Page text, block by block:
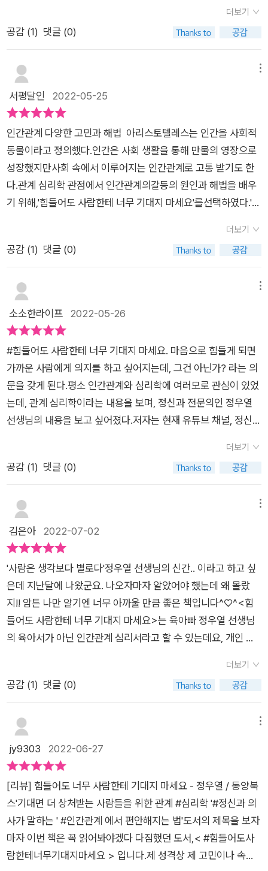
자도생, 개인주의가 이전 세대보다 훨씬 더 팽배해진 현 세대 독
자들에게 실질적으로 도움이 되는 책으로 자리매김할 것이다.그
의 속이 궁금해』, 『썸...연애...결혼』 등 다수가 있다.저자는 KBS
〈슈퍼맨이 돌아왔다〉와 〈대국민토크쇼 안녕하세요〉, SBS 〈한밤
의 TV연예〉, MBC 〈마이 리틀 텔레비전〉, EBS 〈자이언트 펭T
V〉, JTBC 〈속사정쌀롱〉, CBS 〈세상을 바꾸는 시간 15분〉 등등
수많은 방송에 출연한 바 있으며, 현재도 다수 기업과 각 지방자
치단체에서 강연하고 있다.유튜브 정신과의사정우열(youtube.
com/user/jungwooyul)인스타 @6father[인터넷 교보문고 제
공]​​책의 제목을 보고서 흠칫 놀랬다.​힘들 때마다 내가 고충을 토
로했던 많은 사람들이 떠올랐기 떄문이다.​열심히 떠들어대던 내
만 결국 해결되지 못한 내 문제를 다시 싸안고 돌아온다.​당시에
나의 힘듦을 열심히 토로하고공감해주던 상대에게 모든 걸 기대
려했지만남는 건 공허해진 기분이라 결국 내 문제였나 싶다.​내 감
정을 어디에 터놓고 이야기하고 기댈 수 있을까.​이 책의 상담 사
례들로 방향을 찾아가 보았다.​'내가 잘못된 게 아니야.''내가 지금
화가 나는 건 당연한 거야.''내가 지금 서운한 감정을 느끼는 것도
스스로의 마음에 동조하면서 내가 내 편이 되는 것도 결코 쉬운
과정만은 아닙니다.p69​스스로가 내 편이 되어주는 것.​굉장히 간
단해 보이는데 이렇게 나를 다독여주고공감해주는 말을 스스로
나 자신에게 하기 힘들다.​그런 경험이 많이 없어서 어색하고 서툴
기도 하지만계속해서 스스로의 마음에 내 행동 저항을 걸어보는
것이 중요하다니이것 역시 노력이 필요해 보인다.​항상 내 감정보
다 상대의 감정을 배려하다보면치밀어 오르는 분노나 억울함을
내 기분의 사소한 감정이 계속 상한채로 방치되니 이 부분을 늘
간과했다.​습관처럼 이같은 행동을 할때마다 브레이크를 걸 수 있
는 훈련이 필요해보인다.​익숙한 행동 패턴을 조금 다르게 시도할
수 있도록을이 되면서까지 나를 스스로 깎아내리는 행동은 하지
않는 것.​괜찮은 척을 그만하면 좋은데솔직하게 속마음을 제대로
표현하지 못했던터라 더욱 힘이 들었던 것같다.​중요한 것은 딱 한
사람에게만 전적으로 의지하지 말라는 것입니다.​그 사람이 그럴
만한 사람이 아닐 경우 너무나 큰 심리적 타격을 입게 됩니다.또
한 상대방도 자신에게만 너무 전적으로 의존하는 사람에게는 함
니다.p161​사람에 대한 적절한 거리는 꼭 필요해 보인다.​너무 가
까워서도 너무 멀어져서도 안된다.​적절한 거리안에서 둘의 신뢰
관계가 중요하다.​그 믿음을 바탕으로 서로 자연스러운 관계 안에
서지나치게 몰입하지도 착취당하거나 조종당할 일이 없도록 해
을 수 있는 나만의 방법을 연습하고 만들 필요가 있다.​나에게도
사람으로부터의 독립이 필요하다는 걸 새삼 깨닫게 된다.​너무 가
까워서도 안될 의존성을기댈 곳을 사람을 상대로 할 것이 아닌나
자신에게 집중할 수 있는 에너지를 찾을 수 있는 법을 모색하는
편이 좋다라는 걸 말이다.​적재적소에 좋은 책들을 찾아봄으로써
내 상태를 파악할 수 있어서 관계에 서툴렀던 나에게 좋은 조언이
도움이 되었기에실천할 수 있는 개인의 의지력을 이젠 믿어봐야
감정 등으로 표현되는 내면적 요인이나 심리적, 정서적인 부분에
서도 발생할 수 있다는 점을 알아야 한다. <힘들어도 사람한테
너무 기대지 마세요> 이 책도 이런 흐름을 바탕으로 새로운 형태
의 인간관계에 대해 조언하고 있다.​책에서는 마음이나 감정관리
의 중요한 덕목과 요소, 그리고 나다움의 실천이나 자신에게 집중
하며 얻을 수 있는 삶의 성장과정이나 변화된 자세를 통해 어떤
갈 것인지, 이 의미에 대해 종합적인 관점에서 바라보고 있다. 물
론 개인마다 다른 삶의 기준이나 특징, 경험적, 환경적 요인으로
인해 모든 가치를 일반화 할 순 없으나 비슷한 감정이나 경험을
공유한 사람들이 추구하는 삶의 방향성이나 관계에서 오는 처세
등은 우리에게 현실적인 조언이 된다는 점에서 책에서 말하고자
하는 의도나 메시지가 잘 요약되어 있다고 볼 수 있다. ​언제까지
배려만 할 수도 없고 그렇다고 원하지 않는 관계에 집착하거나 상
나 그렇다고 무조건 참거나 인내하는 과정이 최선의 방법론은 아
닐 것이다. 이에 책에서도 스스로에 대한 집중이나 몰입의 과정에
서 기존의 관점에서 벗어난 생각을 할 수도 있고 다양한 인간관계
를 바라보는 더 나은 형태의 안목이나 자세에 대해서도 공감하거
나 배우며 스스로를 위한 삶을 설계해 나갈 수 있다고 말하는 것
이다. <힘들어도 사람한테 너무 기대지 마세요> 어차피 우리의
삶에 정답은 없고 서로 다른 이해관계나 생각의 차이는 늘 발생하
기 마련이다.​더 나은 형태의 소통이나 협의의 과정, 또는 스스로
를 지키면서도 세상과 사람들에게 휘둘리지 않는 삶의 영위나 행
책을 통해 현실적으로 배우며 판단해 보는 계기를 가져 보자. <
힘들어도 사람한테 너무 기대지 마세요> 어쩌면 우리 모두가 배
우며 활용해야 하는 부분에 대한 조언과 새로운 관점에서의 변화
된 자세가 왜 필요한지, 그 의미에 대해 제대로 표현하고 있는 인
간관계 가이드북으로 볼 수 있는 책이다. 늘 따라오는 관계의 어
려움과 부정적 요인, 책을 통해 배우며 어떤 부분부터 교정하거나
단해 보자.
더보기
공감 (1) 댓글 (0)
서평달인 2022-05-25
인간관계 다양한 고민과 해법 아리스토텔레스는 인간을 사회적
동물이라고 정의했다.인간은 사회 생활을 통해 만물의 영장으로
성장했지만사회 속에서 이루어지는 인간관계로 고통 받기도 한
다.관계 심리학 관점에서 인간관계의갈등의 원인과 해법을 배우
기 위해,'힘들어도 사람한테 너무 기대지 마세요'를선택하였다.'힘
먹은 걸까?”2장 “인간관계는 사실 자기 자신과의 관계다”3장
“힘들어도 사람한테 너무 기대지 마세요”4장 “멘탈 관리는 피지
컬로 하는 것이다”으로 구성되었다.1장 “나는 왜 이렇게 생겨먹
은 걸까?” 의내가 노력한다고 과연 인간관계가 달라질까? 에서
는인간관계에 적용되는 또라이 질량 보존의 법칙,학업 스트레스
의 많은 부분이 친구 관계에서 발생한다.내 마음의 갈등에 접근하
신호 에서는사회적 인격 페르소나, 페르소나와 압박감, 내 마음의
신호를 알아차리기에 대해 이야기 한다.성격이 변하기도 하나
요? 에서는페르소나 와 실제 자기 모습의 관계, 다중인격, 자신
안에 있는 여러 모습을 살펴본다.왜 별거 아닌 일에도 욱하고 화
가 날까? 에서는예민해지는 순간들, 콤플렉스, 그림자 자아에대
해 알아본다.내가 그 사람을 비난하는 진짜 이유 에서는그림자가
발생하는 이유, 상대방을 싫어하는자신의 마음에 대해 생각해 본
가는 방법, 친밀함에 대한 욕구,애정을 갈구하는 이유, 나 자신에
공감하기 등을살펴본다.2장 “인간관계는 사실 자기 자신과의 관
계다” 의지금 힘들다면 엉뚱한 데 에너지를 쓰고 있는 건 아닐
까? 에서는인간관계와 노력, 인간관계를 힘들어 하는 이유에대
해 생각해 본다.인간관계 때문에 퇴사를 반복하는 사람 에서는인
간관계를 원하기 때문에 회피하는 이유,스스로 감정을 컨트롤 하
는 법을 알아본다.지적받는 걸 못 견디는 사람 에서는선배들이 후
배를 지적하는 이유, 거울의 법칙,회피하는 습관에서 벗어나기를
설명한다. 상처받을까 봐 연애를 피하는 사람 에서는인지왜곡,
괜찮을까요? 에서는회피로 인한 사회성 악화, 가족 관계, 회피하
는습관에서 벗어나기 위한 내면의 목소리 듣기를 말한다.드라마
에만 빠져 있어도 괜찮나요? 에서는간접 체험의 한계, 반려동물
등에 몰입되어인간 관계를 해치는 상황에서 벗어나기를 말한다.
움의 진짜 이유, 공허함이 드는원인에 대해 알아본다.3장 “힘들
하다 에서는연애와 편안한 느낌, 밀당, 상반된 욕구의 딜레마, 배
려와 희생에 대해 생각해 본다.힘들어도 사람한테 너무 기대지 마
세요 에서는사이비 종교나 사기꾼의 전략, 가스라이팅,의존적 심
리 패턴, 역전이 현상,바른 관계를 유지하기에 대해 생각해 본다.
엄마한테 반항했더니 마음이 더 괴로워졌어요 에서는부모와 자
더보기
공감 (1) 댓글 (0)
소소한라이프 2022-05-26
#힘들어도 사람한테 너무 기대지 마세요. ​마음으로 힘들게 되면
가까운 사람에게 의지를 하고 싶어지는데, 그건 아닌가? 라는 의
문을 갖게 된다.평소 인간관계와 심리학에 여러모로 관심이 있었
는데, 관계 심리학이라는 내용을 보며, 정신과 전문의인 정우열
선생님의 내용을 보고 싶어졌다.​저자는 현재 유튜브 채널, 정신과
하다. 유튜브에 소개된 여러 영상을 보며, 자존감, 우울증, 등 여
러 감정에 대한 이야기를 함께 들어볼 수 있다.​프롤로그에 소개된
문장은 매우 인상 깊었고, 마음의 위로가 되었다. 감정은 조절하
는 것이 아니라 그냥 관찰하는 것이다. 인간관계에 있어 나의 감
정은 스스로 억제하고, 통제하며 조절해야 한다고 생각했지만, 관
찰하는 것, 자기감정을 섬세하고 관찰한다면 인간관계에 있어 조
각보다 나에게 관심을 많이 갖지 않는다는 생각이 깨달았을 즈
음, 난 조금 더 나이를 먹었다. 어린 시절 회사에 입사를 하고, 누
군가에게 들은 한 마디는 하루종일 신경 쓴적도 있었고, 내가 한
말 한마디로 다르게 행동을 하는 건 아닌지 여러 가지 생각이 들
기도 했다. 예민하다고만 생각했지만, 지금 돌이켜 생각해보면 자
존감이 낮아서 그런 것은 아닌지 많은 생각이 든다. ​책에서 소개
되는 나을 위한 심리학 케이크의 내용은 나를 생각해 볼 수 있는
아니다. 나의 감정을 제대로 알고, 그로 인해 자신을 사랑하고, 이
해하고, 그리고 나를 친구로 만드는 것에 많은 힘을 줄 수 있으면
아마도 사람으로 인한 힘듦은 줄어들 것 같다는 생각이 든다. ​관
계라는 어려움 속에서도 조금 더 지혜로운 관계를 만드는 것은 나
자신이 할 수 있는 일인 것 같다. [동양북스로부터 도서를 제공 받
아 읽고 주관적으로 쓴 리뷰입니다]​
더보기
공감 (1) 댓글 (0)
김은아 2022-07-02
'사람은 생각보다 별로다'정우열 선생님의 신간.. 이라고 하고 싶
은데 지난달에 나왔군요. 나오자마자 알았어야 했는데 왜 몰랐
지!! 암튼 나만 알기엔 너무 아까울 만큼 좋은 책입니다^♡^<힘
들어도 사람한테 너무 기대지 마세요>는 육아빠 정우열 선생님
의 육아서가 아닌 인간관계 심리서라고 할 수 있는데요, 개인 유
합니다.사실 저도 정우열쌤 채널 구독은 하고 있는데... 유튜브 자
체가 저랑 성격이 안 맞다보니 영상을 끝까지 보는 게 힘들달까..
요. 그런데 이번에 책으로 액기스만 나와줘서 정말 좋았어요.* 나
들에게 ~~한 모습만 보여주려고 할까?* 인간관계는 내 마음대
절대 희생하지 마라* 영혼없는 '그랬구나'가 아닌 액티브 리스닝
* 나의 감정은 날씨와 같은 것, 결심한다고 달라지기 힘들다* 멘
탈 관리는 피지컬(잠, 식사, 운동)로 하는 것팩폭 맞은 부분만 일
부 목록화해봤는데도 써놓고보니 엄청나네요. 사실 쌤이 늘 하시
는 말씀인데, 이번엔 '엄마들''육아'가 아닌 일반 '인간관계''마
더보기
공감 (1) 댓글 (0)
jy9303 2022-06-27
[리뷰] 힘들어도 너무 사람한테 기대지 마세요 - 정우열 / 동양북
스'기대면 더 상처받는 사람들을 위한 관계 #심리학 '#정신과 의
사가 말하는 ' #인간관계 에서 편안해지는 법'도서의 제목을 보자
마자 이번 책은 꼭 읽어봐야겠다 다짐했던 도서,< #힘들어도사
람한테너무기대지마세요 > 입니다.제 성격상 제 고민이나 속마